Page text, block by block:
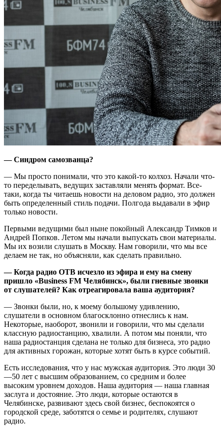
— Синдром самозванца?
— Мы просто понимали, что это какой-то колхоз. Начали что-
то переделывать, ведущих заставляли менять формат. Все-
таки, когда ты читаешь новости на деловом радио, это должен
быть определенный стиль подачи. Полгода выдавали в эфир
только новости.
Первыми ведущими был ныне покойный Александр Тимков и
Андрей Попков. Летом мы начали выпускать свои материалы.
Мы их возили слушать в Москву. Нам говорили, что мы все
делаем не так, но объясняли, как сделать правильно.
— Когда радио ОТВ исчезло из эфира и ему на смену
пришло «Business FM Челябинск», были гневные звонки
от слушателей? Как отреагировала ваша аудитория?
— Звонки были, но, к моему большому удивлению,
слушатели в основном благосклонно отнеслись к нам.
Некоторые, наоборот, звонили и говорили, что мы сделали
классную радиостанцию, хвалили. А потом мы поняли, что
наша радиостанция сделана не только для бизнеса, это радио
для активных горожан, которые хотят быть в курсе событий.
Есть исследования, что у нас мужская аудитория. Это люди 30
—50 лет с высшим образованием, со средним и более
высоким уровнем доходов. Наша аудитория — наша главная
заслуга и достояние. Это люди, которые остаются в
Челябинске, развивают здесь свой бизнес, беспокоятся о
городской среде, заботятся о семье и родителях, слушают
радио.